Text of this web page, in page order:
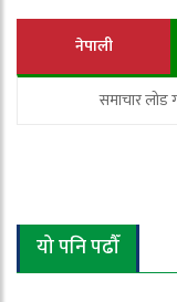
नेपाली
समाचार लोड
यो पनि पढौँ